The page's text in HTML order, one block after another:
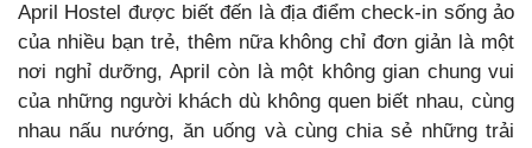
April Hostel được biết đến là địa điểm check-in sống ảo
của nhiều bạn trẻ, thêm nữa không chỉ đơn giản là một
nơi nghỉ dưỡng, April còn là một không gian chung vui
của những người khách dù không quen biết nhau, cùng
nhau nấu nướng, ăn uống và cùng chia sẻ những trải